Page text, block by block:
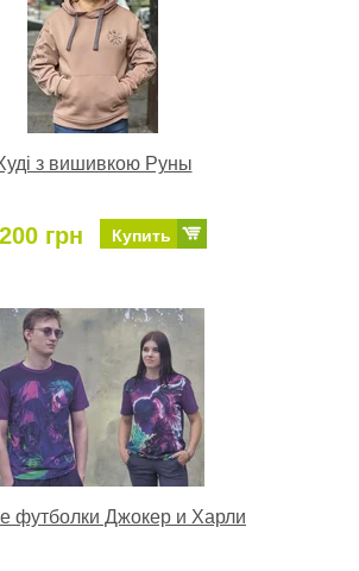
з вишивкою Руны
грн Купить
футболки Джокер и Харли